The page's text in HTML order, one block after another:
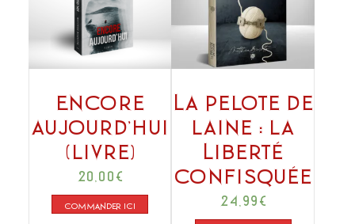
Encore
aujourd’hui
(livre)
20,00 €
COMMANDER ICI
La Pelote de
laine : la
Liberté
confisquée
24,99 €